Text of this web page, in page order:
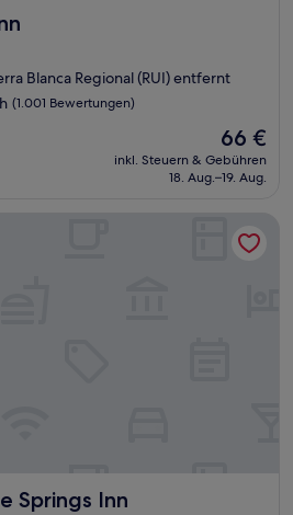
Blanca Regional (RUI) entfernt
(1.001 Bewertungen)
Der
Preis
beträgt
66 €
inkl. Steuern & Gebühren
18. Aug.–19. Aug.
Springs Inn
Inn
Inn